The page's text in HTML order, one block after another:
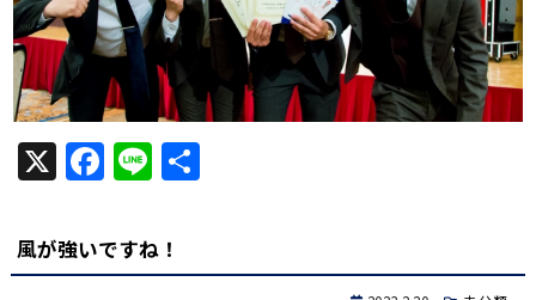
X Facebook
Line共
風が強いですね！